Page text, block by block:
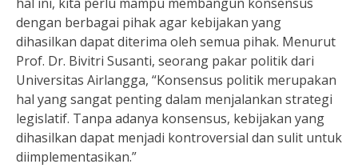
dengan berbagai pihak agar kebijakan yang
dihasilkan dapat diterima oleh semua pihak. Menurut
Prof. Dr. Bivitri Susanti, seorang pakar politik dari
Universitas Airlangga, “Konsensus politik merupakan
hal yang sangat penting dalam menjalankan strategi
legislatif. Tanpa adanya konsensus, kebijakan yang
dihasilkan dapat menjadi kontroversial dan sulit untuk
diimplementasikan.”